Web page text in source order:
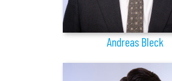
Andreas Bleck